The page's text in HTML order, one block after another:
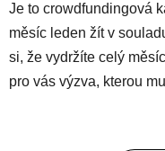
Je to crowdfundingová
měsíc leden žít v
si, že vydržíte celý
pro vás výzva, kterou